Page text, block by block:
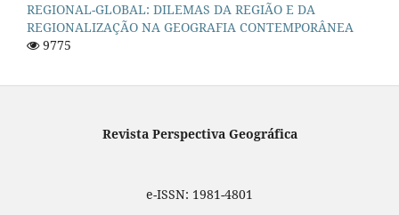
REGIONAL-GLOBAL: DILEMAS DA REGIÃO E DA
REGIONALIZAÇÃO NA GEOGRAFIA CONTEMPORÂNEA
9775
Revista Perspectiva Geográfica
e-ISSN: 1981-4801